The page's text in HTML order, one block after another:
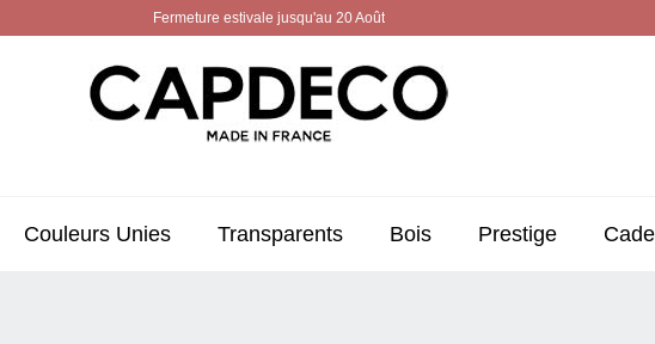
Fermeture estivale jusqu'au 20 Août
Couleurs Unies Transparents Bois Prestige